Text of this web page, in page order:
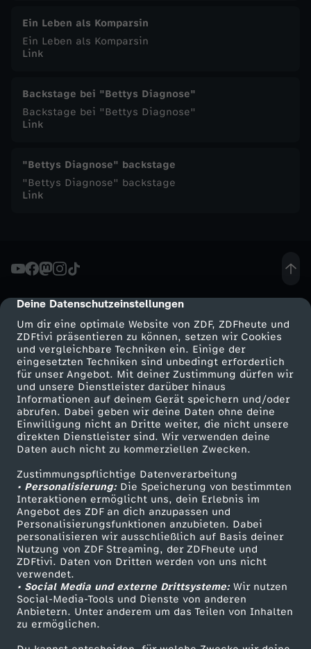
cmp-dialog-description
Deine Datenschutzeinstellungen
Um dir eine optimale Website von ZDF, ZDFheute und
ZDFtivi präsentieren zu können, setzen wir Cookies
und vergleichbare Techniken ein. Einige der
eingesetzten Techniken sind unbedingt erforderlich
für unser Angebot. Mit deiner Zustimmung dürfen wir
und unsere Dienstleister darüber hinaus
Informationen auf deinem Gerät speichern und/oder
abrufen. Dabei geben wir deine Daten ohne deine
Einwilligung nicht an Dritte weiter, die nicht unsere
direkten Dienstleister sind. Wir verwenden deine
Daten auch nicht zu kommerziellen Zwecken.
Zustimmungspflichtige Datenverarbeitung
• Personalisierung:Die Speicherung von bestimmten
Interaktionen ermöglicht uns, dein Erlebnis im
Angebot des ZDF an dich anzupassen und
Personalisierungsfunktionen anzubieten. Dabei
personalisieren wir ausschließlich auf Basis deiner
Nutzung von ZDF Streaming, der ZDFheute und
ZDFtivi. Daten von Dritten werden von uns nicht
verwendet.
• Social Media und externe Drittsysteme:Wir nutzen
Social-Media-Tools und Dienste von anderen
Anbietern. Unter anderem um das Teilen von Inhalten
zu ermöglichen.
h
i
c
h
t
Ein Leben als Komparsin
Ein Leben als Komparsin
Link
Backstage bei "Bettys Diagnose"
Backstage bei "Bettys Diagnose"
Link
"Bettys Diagnose" backstage
"Bettys Diagnose" backstage
Link
Mehr ZDF
ZDF-Apps
Smart TV
ZDFtext
Livestreams
Sendungen A-Z
TV-Programm
Service
ZDFmitreden
Kontakt zum ZDF
Tickets
Zuschauerservice
Hilfe
ZDF Unternehmen
Karriere